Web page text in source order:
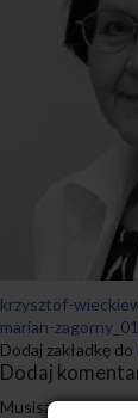
krzysztof-
marian-zagorny_01
Dodaj zakładkę do
Dodaj
Musisz się